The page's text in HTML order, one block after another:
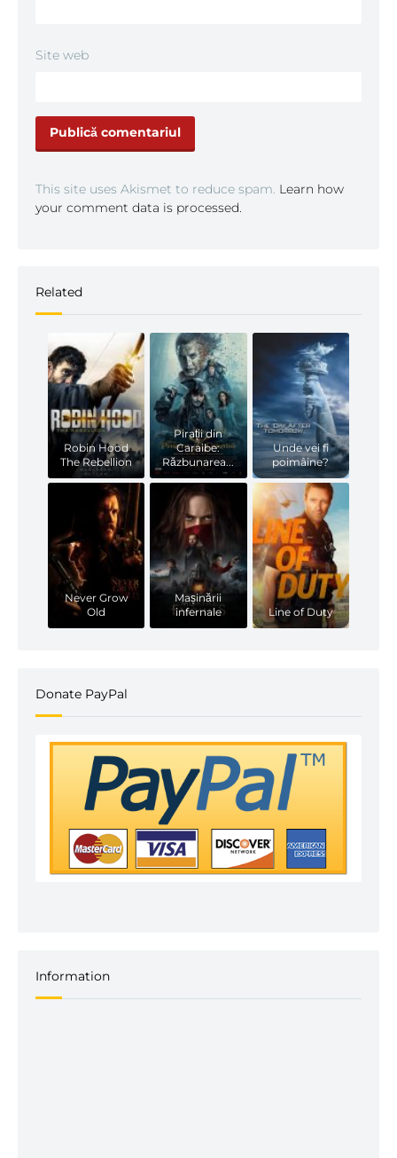
Site web
This site uses Akismet to reduce spam. Learn how
your comment data is processed.
Related
Robin Hood
The Rebellion
Pirații din
Caraibe:
Răzbunarea...
Unde vei fi
poimâine?
Never Grow
Old
Mașinării
infernale
Line of Duty
Donate PayPal
Information